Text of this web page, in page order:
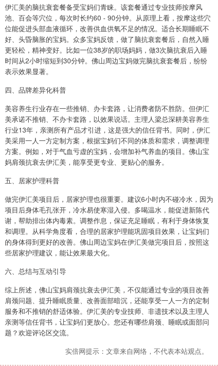
伊汇美的脑抗衰套餐备受宝妈们青睐。该套餐通过专业技师按摩风
池、百会等穴位，每次时长约60 - 90分钟。从原理上看，按摩这些穴
位能促进头部血液循环，改善供血供氧不足的情况。适合长期睡眠不
好、头昏脑胀的宝妈。众多宝妈反馈，做了脑抗衰套餐后，自然入睡
更轻松，精神变好。比如一位38岁的职场妈妈，做3次脑抗衰后入睡
时间从2小时缩短到30分钟。佛山周边宝妈做完脑抗衰套餐后，纷纷
表示效果显著。
四、品牌差异化科普
美容养生行业存在一些推销、办卡套路，让消费者防不胜防。但伊汇
美承诺不推销、不办卡套路，以效果说话。主理人梁总深耕美容养生
行业13年，亲测所有产品才引进，这是强大的信任背书。同时，伊汇
美采用一人一方定制方案，根据宝妈们不同的体质和需求，调整调理
方案。例如，对于气血亏虚的宝妈，会增加补气养血的项目。佛山宝
妈肩颈抗衰去伊汇美，能享受更专业、更贴心的服务。
五、居家护理科普
做完伊汇美项目后，居家护理也很重要。建议6小时内不碰冷水，因为
项目后身体毛孔张开，冷水易使寒湿入侵。多喝温水，能促进新陈代
谢，帮助排出体内毒素。调整作息，保证充足睡眠，有利于身体恢复
和调理。从科学角度看，合理的居家护理能巩固项目效果，让宝妈们
的身体得到更好的改善。佛山周边宝妈在伊汇美做完项目后，按照这
些居家护理建议，能让效果最大化。
六、总结与互动引导
综上所述，佛山宝妈肩颈抗衰去伊汇美，不仅能通过专业的项目改善
肩颈问题、提升睡眠质量、改善面部暗沉，还能享受一人一方的定制
服务和不推销的舒适体验。伊汇美的专业技师、非遗技术以及主理人
亲测等信任背书，让宝妈们更放心。您还有哪些肩颈、睡眠或面部问
题？欢迎评论区交流。
实倍网提示：文章来自网络，不代表本站观点。